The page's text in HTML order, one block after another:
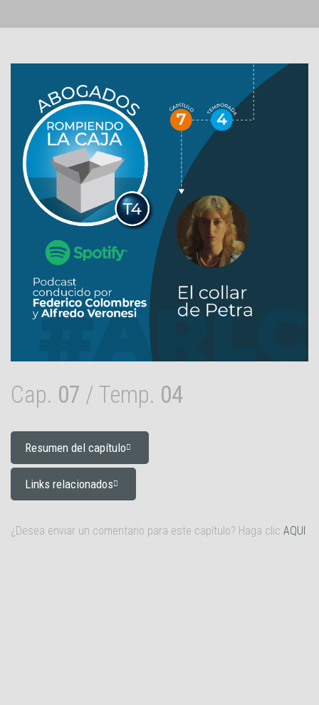
Cap. 07 / Temp. 04
Resumen del capítulo
Links relacionados
¿Desea enviar un comentario para este capítulo? Haga clic AQUI